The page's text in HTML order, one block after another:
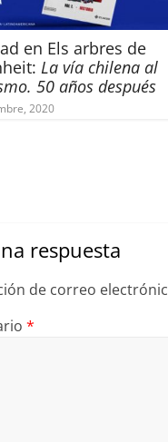
en Els arbres de
La vía chilena al
50 años después
2020
respuesta
de correo
*